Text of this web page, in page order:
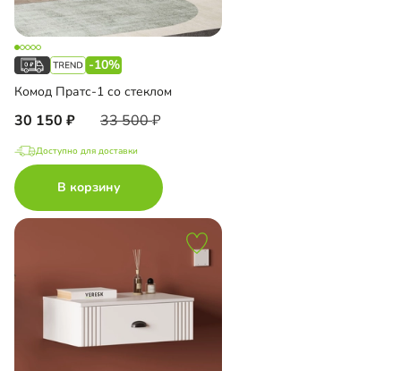
-10%
Комод Пратс-1 со стеклом
30 150 33 500
Доступно для доставки
В корзину